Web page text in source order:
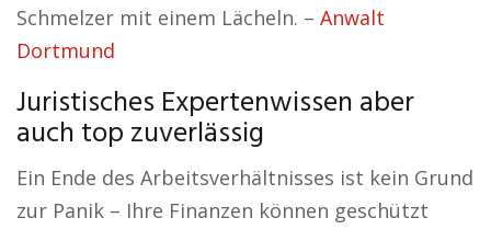
Schmelzer mit einem Lächeln. – Anwalt
Dortmund
Juristisches Expertenwissen aber
auch top zuverlässig
Ein Ende des Arbeitsverhältnisses ist kein Grund
zur Panik – Ihre Finanzen können geschützt